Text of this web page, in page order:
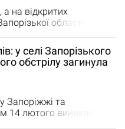
на відкритих
області
25 пожеж. Так, за
9 пожеж на
та передмісті. Вогонь
природному
понад…
у селі Запорізького
обстрілу загинула
Запоріжжі та
14 лютого виникло